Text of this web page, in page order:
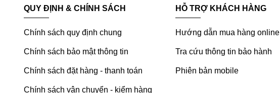
QUY ĐỊNH & CHÍNH SÁCH
Chính sách quy định chung
Chính sách bảo mật thông tin
Chính sách đặt hàng - thanh toán
Chính sách vận chuyển - kiểm hàng
HỖ TRỢ KHÁCH HÀNG
Hướng dẫn mua hàng online
Tra cứu thông tin bảo hành
Phiên bản mobile